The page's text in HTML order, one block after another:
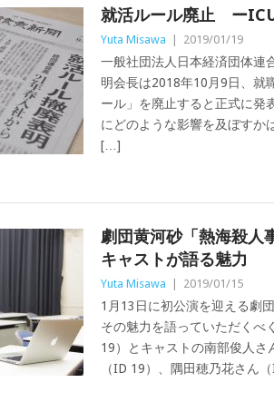
就活ルール廃止 ー
Yuta Misawa 2019/01/19
一般社団法人日本経済団体連
明会長は2018年10月9日、就
ール」を廃止すると正式に発
にどのような影響を及ぼすか
[…]
劇団黄河砂「熱海殺人
キャストが語る魅力
Yuta Misawa 2019/01/15
1月13日に初公演を迎える劇
その魅力を語っていただくべ
19）とキャストの南部俊人
（ID 19）、隅田穂乃花さん